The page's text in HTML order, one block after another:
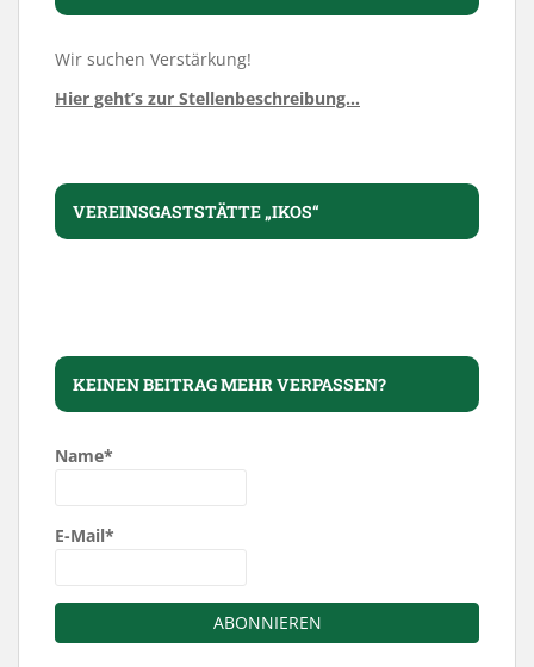
Wir suchen Verstärkung!
Hier geht’s zur Stellenbeschreibung…
VEREINSGASTSTÄTTE „IKOS“
KEINEN BEITRAG MEHR VERPASSEN?
Name*
E-Mail*